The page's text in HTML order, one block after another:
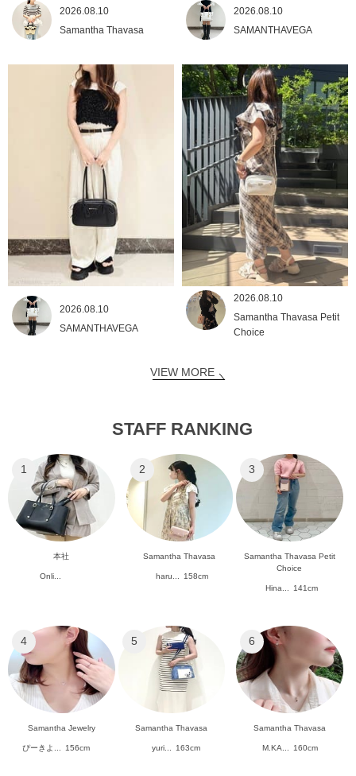
2026.08.10
Samantha Thavasa
2026.08.10
SAMANTHAVEGA
2026.08.10
SAMANTHAVEGA
2026.08.10
Samantha Thavasa Petit
Choice
VIEW MORE
STAFF RANKING
1
本社
Onli...
2
Samantha Thavasa
haru... 158cm
3
Samantha Thavasa Petit
Choice
Hina... 141cm
4
Samantha Jewelry
ぴーきよ... 156cm
5
Samantha Thavasa
yuri... 163cm
6
Samantha Thavasa
M.KA... 160cm